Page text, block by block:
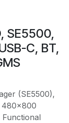
SE5500,
C, BT,
(SE5500),
480x800